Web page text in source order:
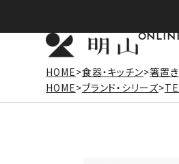
HOME 食器・キッチン 箸置き
HOME ブランド・シリーズ